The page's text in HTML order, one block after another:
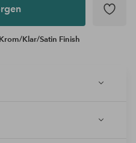
Klar/Satin Finish